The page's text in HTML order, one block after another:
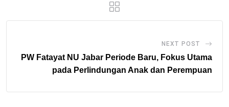
NEXT POST
PW Fatayat NU Jabar Periode Baru, Fokus Utama
pada Perlindungan Anak dan Perempuan